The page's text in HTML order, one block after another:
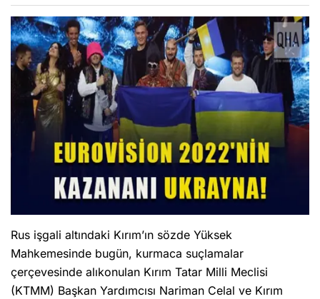
Rus işgali altındaki Kırım’ın sözde Yüksek
Mahkemesinde bugün, kurmaca suçlamalar
çerçevesinde alıkonulan Kırım Tatar Milli Meclisi
(KTMM) Başkan Yardımcısı Nariman Celal ve Kırım